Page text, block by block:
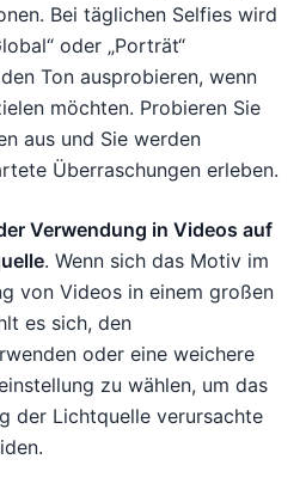
Bei täglichen Selfies wird
oder „Porträt“
Ton ausprobieren, wenn
möchten. Probieren Sie
aus und Sie werden
Überraschungen erleben.
Verwendung in Videos auf
. Wenn sich das Motiv im
von Videos in einem großen
es sich, den
oder eine weichere
zu wählen, um das
der Lichtquelle verursachte